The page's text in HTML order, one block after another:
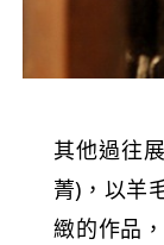
其他過往
菁)，以羊
緻的作品